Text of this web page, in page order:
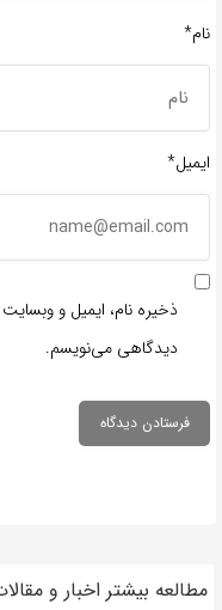
نام*
ایمیل*
ذخیره نام، ایمیل و
دیدگاهی می‌نویسم.
مطالعه بیشتر اخبار و